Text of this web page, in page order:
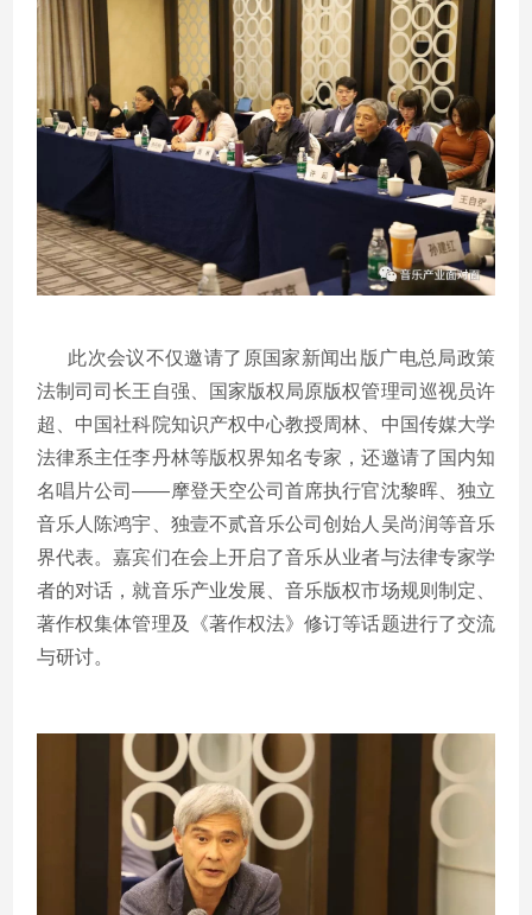
此次会议不仅邀请了原国家新闻出版广电总局政策
法制司司长王自强、国家版权局原版权管理司巡视员许
超、中国社科院知识产权中心教授周林、中国传媒大学
法律系主任李丹林等版权界知名专家，还邀请了国内知
名唱片公司——摩登天空公司首席执行官沈黎晖、独立
音乐人陈鸿宇、独壹不贰音乐公司创始人吴尚润等音乐
界代表。嘉宾们在会上开启了音乐从业者与法律专家学
者的对话，就音乐产业发展、音乐版权市场规则制定、
著作权集体管理及《著作权法》修订等话题进行了交流
与研讨。